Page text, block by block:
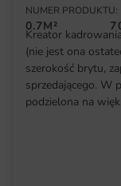
NUMER
0.7M²
Kreator
(nie jest ona
szerokość brytu,
sprzedającego. W
podzielona na